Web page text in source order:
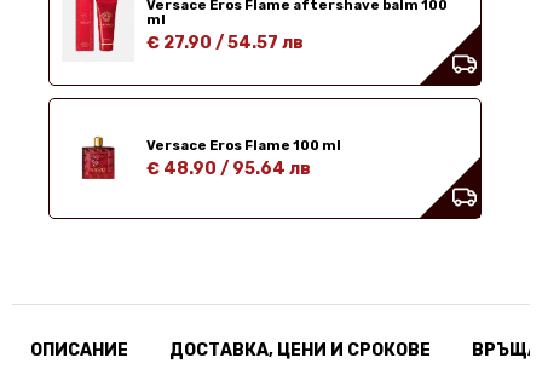
Versace Eros Flame aftershave balm 100
ml
€ 27.90 /54.57 лв
Versace Eros Flame 100 ml
€ 48.90 / 95.64 лв
ОПИСАНИЕ ДОСТАВКА, ЦЕНИ И СРОКОВЕ